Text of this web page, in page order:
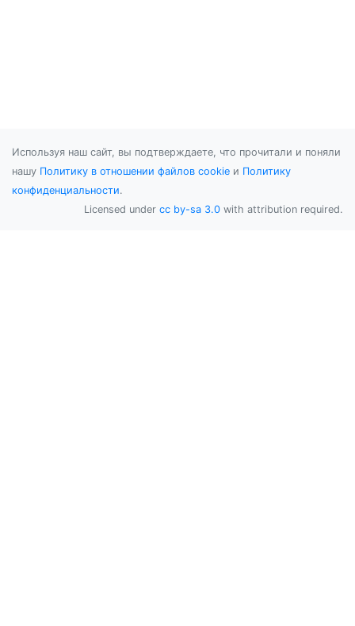
Используя наш сайт, вы подтверждаете, что прочитали и поняли
нашу Политику в отношении файлов cookie и Политику
конфиденциальности.
Licensed under cc by-sa 3.0 with attribution required.